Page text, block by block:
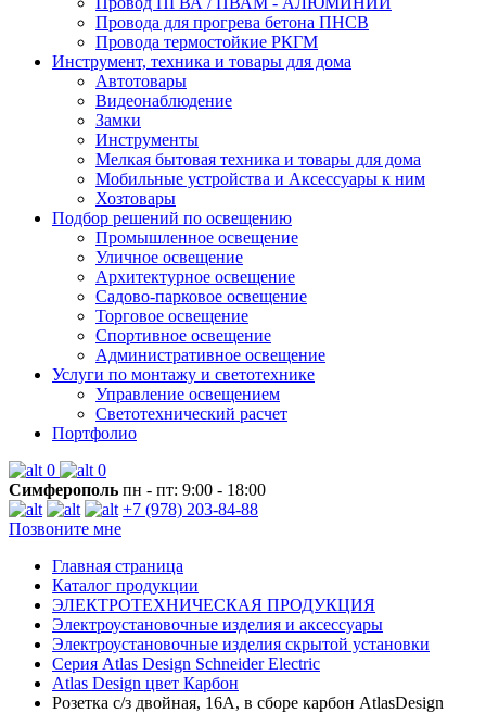
Провода для прогрева бетона ПНСВ
Провода термостойкие РКГМ
Инструмент, техника и товары для дома
Автотовары
Видеонаблюдение
Замки
Инструменты
Мелкая бытовая техника и товары для дома
Мобильные устройства и Аксессуары к ним
Хозтовары
Подбор решений по освещению
Промышленное освещение
Уличное освещение
Архитектурное освещение
Садово-парковое освещение
Торговое освещение
Спортивное освещение
Административное освещение
Услуги по монтажу и светотехнике
Управление освещением
Светотехнический расчет
Портфолио
0
0
Симферополь пн - пт: 9:00 - 18:00
+7 (978) 203-84-88
Позвоните мне
Главная страница
Каталог продукции
ЭЛЕКТРОТЕХНИЧЕСКАЯ ПРОДУКЦИЯ
Электроустановочные изделия и аксессуары
Электроустановочные изделия скрытой установки
Серия Atlas Design Schneider Electric
Atlas Design цвет Карбон
Розетка с/з двойная, 16А, в сборе карбон AtlasDesign